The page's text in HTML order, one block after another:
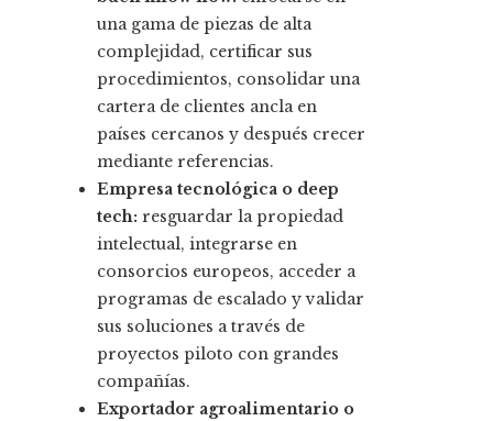
una gama de piezas de alta
complejidad, certificar sus
procedimientos, consolidar una
cartera de clientes ancla en
países cercanos y después crecer
mediante referencias.
Empresa tecnológica o deep
tech: resguardar la propiedad
intelectual, integrarse en
consorcios europeos, acceder a
programas de escalado y validar
sus soluciones a través de
proyectos piloto con grandes
compañías.
Exportador agroalimentario o